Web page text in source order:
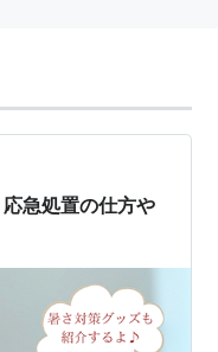
急処置の仕方や